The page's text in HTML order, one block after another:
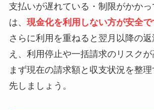
支払いが遅れている・制限がかか
は、 現金化を利用しない方が安全で
さらに利用を重ねると翌月以降の
え、利用停止や一括請求のリスクが
まず現在の請求額と収支状況を整
先しましょう。